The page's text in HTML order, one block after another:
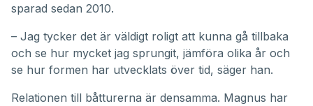
sparad sedan 2010.
– Jag tycker det är väldigt roligt att kunna gå tillbaka
och se hur mycket jag sprungit, jämföra olika år och
se hur formen har utvecklats över tid, säger han.
Relationen till båtturerna är densamma. Magnus har